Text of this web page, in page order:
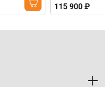
115 900 ₽